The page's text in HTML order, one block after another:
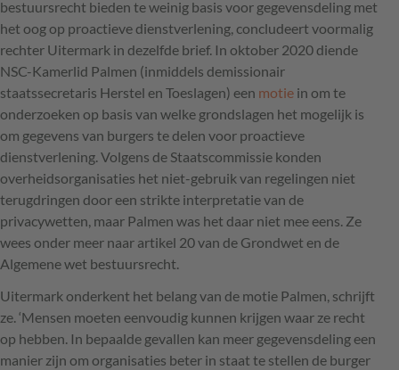
bestuursrecht bieden te weinig basis voor gegevensdeling met
het oog op proactieve dienstverlening, concludeert voormalig
rechter Uitermark in dezelfde brief. In oktober 2020 diende
NSC-Kamerlid Palmen (inmiddels demissionair
staatssecretaris Herstel en Toeslagen) een motie in om te
onderzoeken op basis van welke grondslagen het mogelijk is
om gegevens van burgers te delen voor proactieve
dienstverlening. Volgens de Staatscommissie konden
overheidsorganisaties het niet-gebruik van regelingen niet
terugdringen door een strikte interpretatie van de
privacywetten, maar Palmen was het daar niet mee eens. Ze
wees onder meer naar artikel 20 van de Grondwet en de
Algemene wet bestuursrecht.
Uitermark onderkent het belang van de motie Palmen, schrijft
ze. ‘Mensen moeten eenvoudig kunnen krijgen waar ze recht
op hebben. In bepaalde gevallen kan meer gegevensdeling een
manier zijn om organisaties beter in staat te stellen de burger